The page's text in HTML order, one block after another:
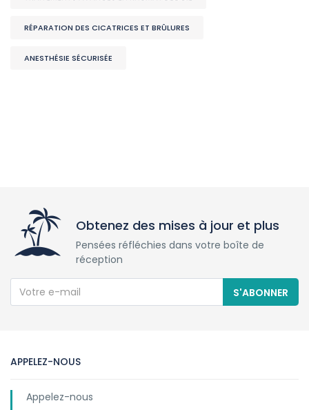
RÉPARATION DES CICATRICES ET BRÛLURES
ANESTHÉSIE SÉCURISÉE
Obtenez des mises à jour et plus
Pensées réfléchies dans votre boîte de
réception
S'ABONNER
APPELEZ-NOUS
Appelez-nous